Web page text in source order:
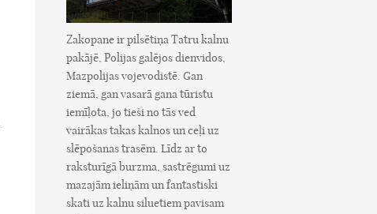
Zakopane ir pilsētiņa Tatru kalnu
pakājē, Polijas galējos dienvidos,
Mazpolijas vojevodistē. Gan
ziemā, gan vasarā gana tūristu
iemīļota, jo tieši no tās ved
vairākas takas kalnos un ceļi uz
slēpošanas trasēm. Līdz ar to
raksturīgā burzma, sastrēgumi uz
mazajām ieliņām un fantastiski
skati uz kalnu siluetiem pavisam